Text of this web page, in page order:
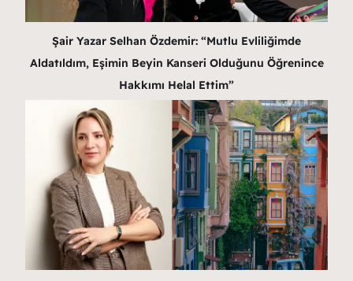
Şair Yazar Selhan Özdemir: “Mutlu Evliliğimde
Aldatıldım, Eşimin Beyin Kanseri Olduğunu Öğrenince
Hakkımı Helal Ettim”